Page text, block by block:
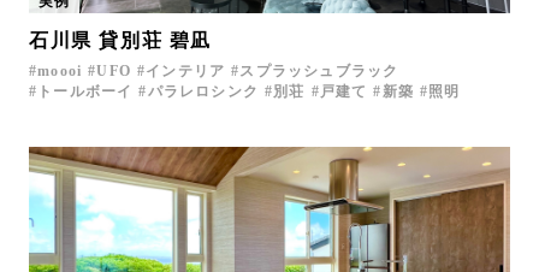
石川県 貸別荘 碧凪
moooi UFO インテリア
スプラッシュブラック
トールボーイ
パラレロシンク 別荘 戸建て 新築 照明